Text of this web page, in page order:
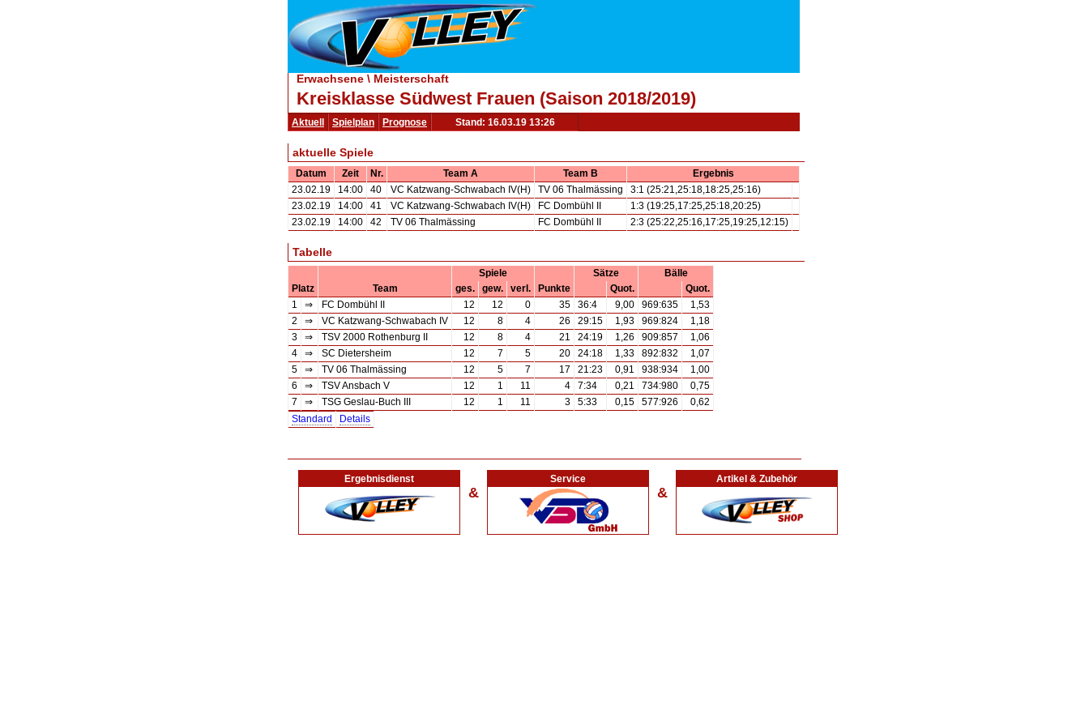
Erwachsene \ Meisterschaft
Kreisklasse Südwest Frauen (Saison 2018/2019)
Aktuell Spielplan Prognose Stand: 16.03.19 13:26
aktuelle Spiele
Datum Zeit Nr. Team A Team B
Ergebnis
23.02.19
14:00 40 VC Katzwang-Schwabach IV(H) TV 06 Thalmässing
3:1 (25:21,25:18,18:25,25:16)
23.02.19
14:00 41 VC Katzwang-Schwabach IV(H) FC Dombühl II
1:3 (19:25,17:25,25:18,20:25)
23.02.19
14:00 42 TV 06 Thalmässing FC Dombühl II 2:3 (25:22,25:16,17:25,19:25,12:15)
Tabelle
Spiele Sätze
Bälle
Platz
Team ges. gew. verl. Punkte Quot.
Quot.
1
⇒ FC Dombühl II 12 12 0 35 36:4 9,00 969:635
1,53
2
⇒ VC Katzwang-Schwabach IV 12 8 4 26 29:15 1,93 969:824
1,18
3
⇒ TSV 2000 Rothenburg II 12 8 4 21 24:19 1,26 909:857
1,06
4
⇒ SC Dietersheim 12 7 5 20 24:18 1,33 892:832
1,07
5
⇒ TV 06 Thalmässing 12 5 7 17 21:23 0,91 938:934
1,00
6
⇒ TSV Ansbach V 12 1 11 4 7:34 0,21 734:980
0,75
7
⇒ TSG Geslau-Buch III 12 1 11 3 5:33 0,15 577:926
0,62
Standard
Details
Ergebnisdienst
&
Service
&
Artikel & Zubehör